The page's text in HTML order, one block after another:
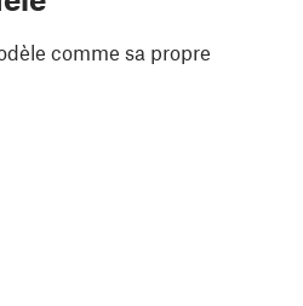
comme sa propre